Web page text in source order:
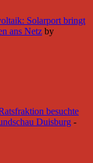
Solarport bringt
ans Netz by
besuchte
Duisburg -